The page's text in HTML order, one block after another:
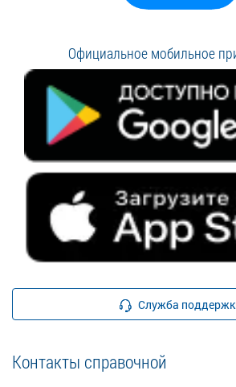
Официальное мобильное
Служба
Контакты справочной